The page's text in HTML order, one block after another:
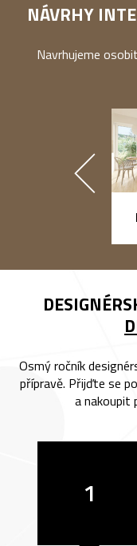
NÁVRHY
Navrhujeme
Osmý ročník
přípravě. Přijďte se
a nakoupit
1